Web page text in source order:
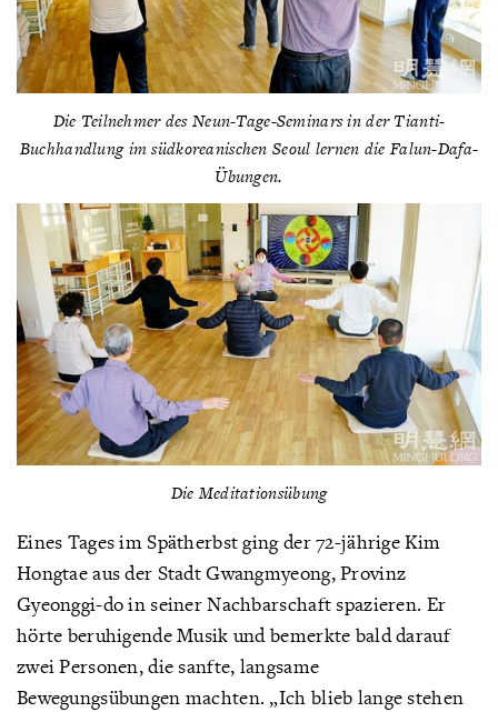
Die Teilnehmer des Neun-Tage-Seminars in der Tianti-
Buchhandlung im südkoreanischen Seoul lernen die Falun-Dafa-
Übungen.
Die Meditationsübung
Eines Tages im Spätherbst ging der 72-jährige Kim
Hongtae aus der Stadt Gwangmyeong, Provinz
Gyeonggi-do in seiner Nachbarschaft spazieren. Er
hörte beruhigende Musik und bemerkte bald darauf
zwei Personen, die sanfte, langsame
Bewegungsübungen machten. „Ich blieb lange stehen